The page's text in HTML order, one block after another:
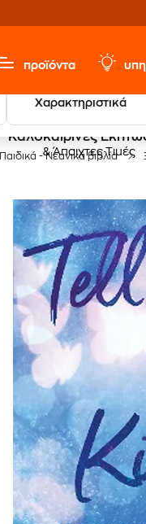
προϊόντα
Χαρακτηριστικά
Καλοκαιρινές
& Άπαιχτες Τιμές
Παιδικά - Νεανικά βιβλία